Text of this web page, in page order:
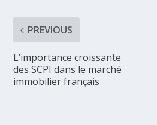
PREVIOUS
L’importance croissante
des SCPI dans le marché
immobilier français